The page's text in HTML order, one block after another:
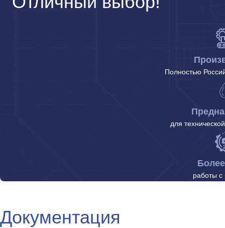
Полностью
для
работы с
Документация